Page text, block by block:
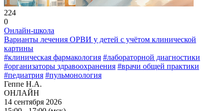
224
0
Онлайн-школа
Варианты лечения ОРВИ у детей с учётом клинической
картины
#клиническая фармакология #лабораторной диагностики
#организаторы здравоохранения #врачи общей практики
#педиатрия #пульмонология
Геппе Н.А.
ОНЛАЙН
14 сентября 2026